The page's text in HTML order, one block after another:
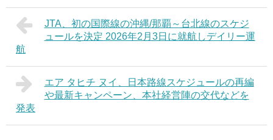
JTA、初の国際線の沖縄/那覇～台北線のスケジ
ュールを決定 2026年2月3日に就航しデイリー運
航
エア タヒチ ヌイ、日本路線スケジュールの再編
や最新キャンペーン、本社経営陣の交代などを
発表